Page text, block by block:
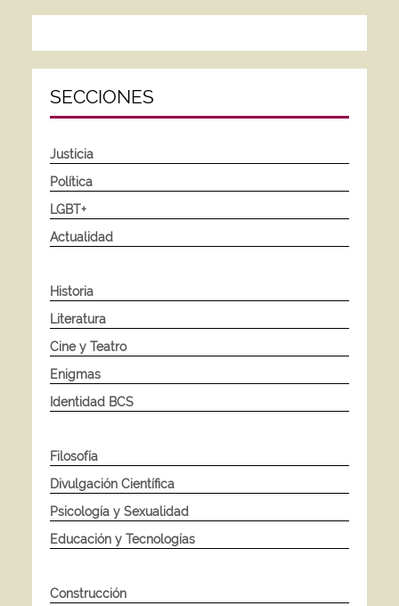
SECCIONES
Justicia
Política
LGBT+
Actualidad
Historia
Literatura
Cine y Teatro
Enigmas
Identidad BCS
Filosofía
Divulgación Científica
Psicología y Sexualidad
Educación y Tecnologías
Construcción